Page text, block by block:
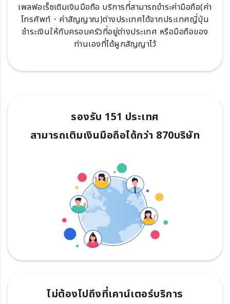
เพลฟอเร็ซเติมเงินมือถือ บริการที่สามารถขำระค่ามือถือ(ค่า
โทรศัพท์・ค่าสัญญาณ)ต่างประเทศได้จากประเทศญี่ปุ่น
ชำระเงินให้กับครอบครัวที่อยู่ต่างประเทศ หรือมือถือของ
ท่านเองที่ได้ผูกสัญญาไว้
รองรับ 151 ประเทศ
สามารถเติมเงินมือถือได้กว่า 870บริษัท
ไม่ต้องไปถึงที่เคาน์เตอร์บริการ